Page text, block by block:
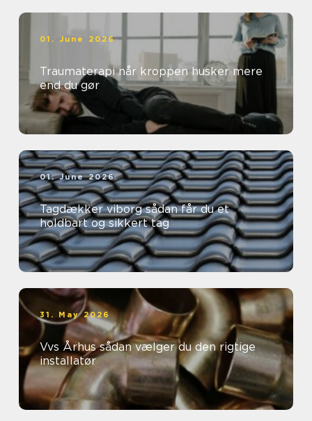
01. June 2026
Traumaterapi når kroppen husker mere
end du gør
01. June 2026
Tagdækker viborg sådan får du et
holdbart og sikkert tag
31. May 2026
Vvs Århus sådan vælger du den rigtige
installatør